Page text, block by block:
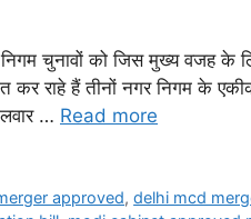
निगम चुनावों को जिस मुख्य वजह
कर राहे हैं तीनों नगर निगम के
… Read more
approved,delhi mcd